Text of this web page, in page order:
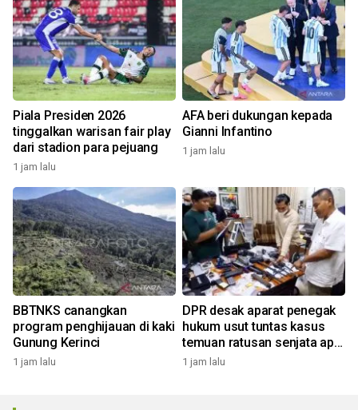
Piala Presiden 2026
tinggalkan warisan fair play
dari stadion para pejuang
1 jam lalu
AFA beri dukungan kepada
Gianni Infantino
1 jam lalu
BBTNKS canangkan
program penghijauan di kaki
Gunung Kerinci
1 jam lalu
DPR desak aparat penegak
hukum usut tuntas kasus
temuan ratusan senjata api
di sekolah
1 jam lalu